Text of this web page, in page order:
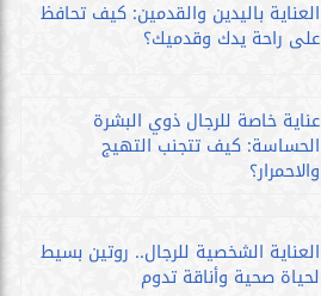
العناية باليدين والقدمين: كيف تحافظ
على راحة يدك وقدميك؟
عناية خاصة للرجال ذوي البشرة
الحساسة: كيف تتجنب التهيج
والاحمرار؟
العناية الشخصية للرجال.. روتين بسيط
لحياة صحية وأناقة تدوم